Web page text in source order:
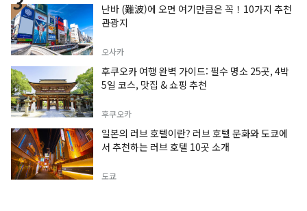
난바 (難波)에 오면 여기만큼은 꼭！10가지 추천
관광지
오사카
후쿠오카 여행 완벽 가이드: 필수 명소 25곳, 4박
5일 코스, 맛집 & 쇼핑 추천
후쿠오카
일본의 러브 호텔이란? 러브 호텔 문화와 도쿄에
서 추천하는 러브 호텔 10곳 소개
도쿄